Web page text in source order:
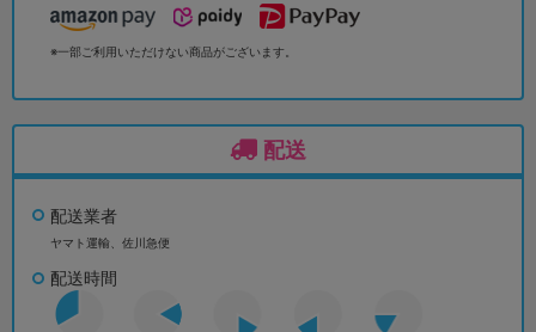
※一部ご利用いただけない商品がございます。
配送
配送業者
ヤマト運輸、佐川急便
配送時間